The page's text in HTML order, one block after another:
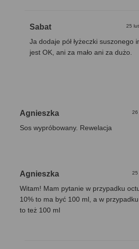
Sabat 25
Ja dodaje pół łyżeczki suszonego
jest OK, ani za mało ani za dużo.
Agnieszka 26
Sos wypróbowany. Rewelacja
Agnieszka 25
Witam! Mam pytanie w przypadku
10% to ma być 100 ml, a w
to też 100 ml